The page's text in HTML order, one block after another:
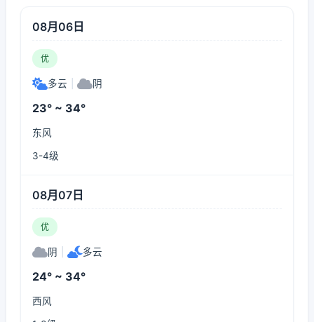
08月06日
优
多云 阴
23° ~ 34°
东风
3-4级
08月07日
优
阴 多云
24° ~ 34°
西风